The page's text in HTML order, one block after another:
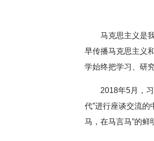
马克思主义是
早传播马克思主义
学始终把学习、研
2018年5月，
代”进行座谈交流的
马，在马言马”的鲜